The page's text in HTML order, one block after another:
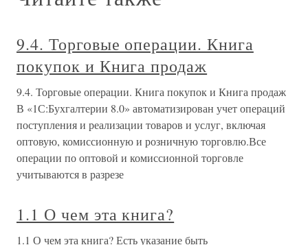
9.4. Торговые операции. Книга
покупок и Книга продаж
9.4. Торговые операции. Книга покупок и Книга продаж
В «1С:Бухгалтерии 8.0» автоматизирован учет операций
поступления и реализации товаров и услуг, включая
оптовую, комиссионную и розничную торговлю.Все
операции по оптовой и комиссионной торговле
учитываются в разрезе
1.1 О чем эта книга?
1.1 О чем эта книга? Есть указание быть